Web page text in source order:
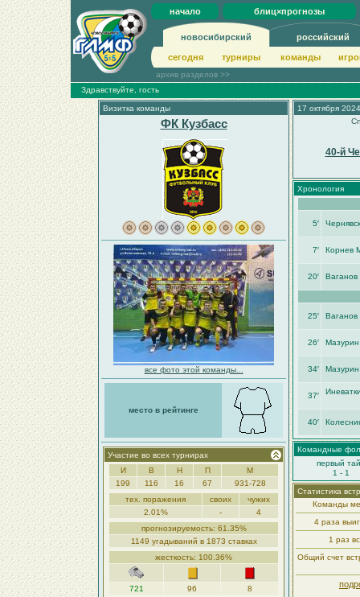
начало блиц×прогнозы
новосибирский российский
сегодня турниры команды
архив разделов >>
Здравствуйте, гость
Визитка команды
ФК Кузбасс
все фото этой команды...
место в рейтинге
Участие во всех турнирах
И
В Н П
М
199
116 16 67
931-728
тех. поражения
своих
чужих
2.01%
-
4
прогнозируемость: 61.35%
1149 угадываний в 1873 ставках
жесткость: 100.36%
721 96 8
17 октября
40-й
Хронология
5′
7′ Корнев
20′ Ваганов
25′ Ваганов
26′
34′
37′
40′
Командные
первый
1 - 1
Статистика
Команды
4 раза
1 раз
Общий счет